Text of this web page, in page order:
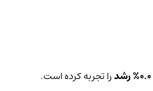
0.0% رشدرا تجربه کرده است.